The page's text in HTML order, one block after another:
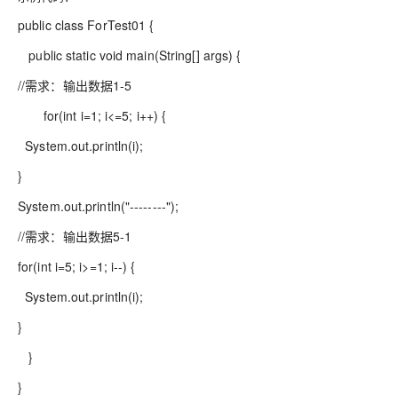
public class ForTest01 {
public static void main(String[] args) {
//需求：输出数据1-5
for(int i=1; i<=5; i++) {
System.out.println(i);
}
System.out.println("--------");
//需求：输出数据5-1
for(int i=5; i>=1; i--) {
System.out.println(i);
}
}
}